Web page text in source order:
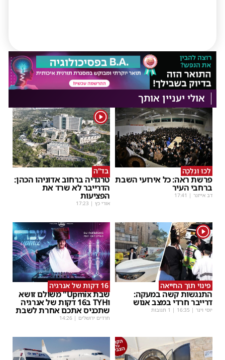
אולי יעניין אותך
לְכוּ וְנֵלְכָה
פרשת ראה: כל אירועי השבת
ברחבי העיר
דב אייזנר |
17:41
1
בד"ה
טרגדיה ברחוב אדוניהו הכהן:
הדרייבר לא שרד את
הפציעות
אורי כץ |
17:23
1
פינוי תוך החייאה
התנגשות קשה במעקה:
דרייבר חרדי במצב אנוש
יוסי וינר |
16:35 | 1 תגובות
16 דקות של אנרגיה
שבת Upmix" משולם זושא
וTYH ב16 דקות של אנרגיה
שתכניס אתכם אחרת לשבת
חרדים ירושלים |
14:26